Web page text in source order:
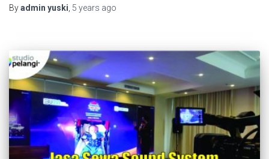
Byadmin yuski 5 years ago